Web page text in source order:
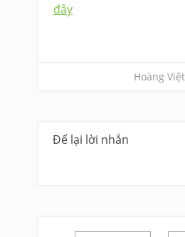
đây
Hoàng Việt
Để lại lời nhắn